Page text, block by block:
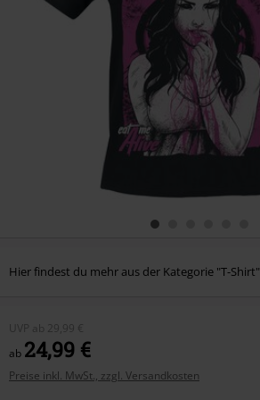
Hier findest du mehr aus der Kategorie "T-Shirt"
UVP ab 29,99 €
ab 24,99 €
Preise inkl. MwSt., zzgl. Versandkosten